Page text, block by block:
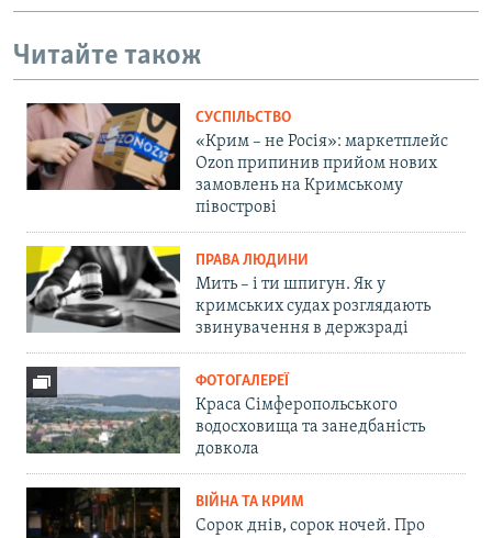
Читайте також
СУСПІЛЬСТВО
«Крим – не Росія»: маркетплейс
Ozon припинив прийом нових
замовлень на Кримському
півострові
ПРАВА ЛЮДИНИ
Мить – і ти шпигун. Як у
кримських судах розглядають
звинувачення в держзраді
ФОТОГАЛЕРЕЇ
Краса Сімферопольського
водосховища та занедбаність
довкола
ВІЙНА ТА КРИМ
Сорок днів, сорок ночей. Про